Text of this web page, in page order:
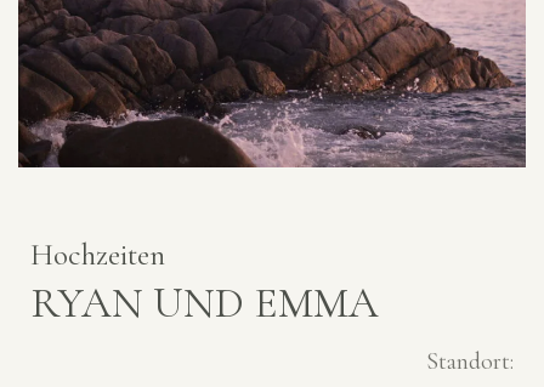
Hochzeiten
RYAN UND EMMA
Standort: